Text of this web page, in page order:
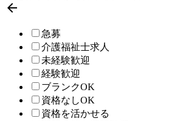

急募
介護福祉士求人
未経験歓迎
経験歓迎
ブランクOK
資格なしOK
資格を活かせる